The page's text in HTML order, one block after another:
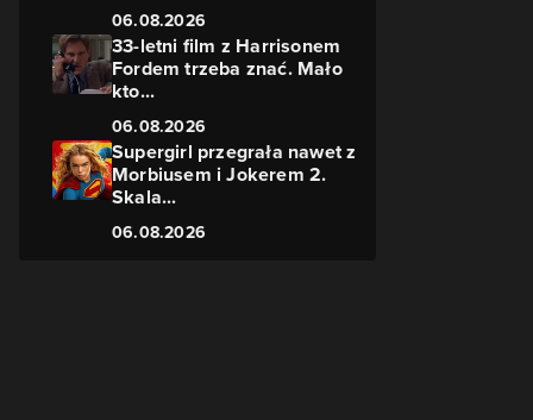
06.08.2026
33-letni film z Harrisonem
Fordem trzeba znać. Mało
kto...
06.08.2026
Supergirl przegrała nawet z
Morbiusem i Jokerem 2.
Skala...
06.08.2026